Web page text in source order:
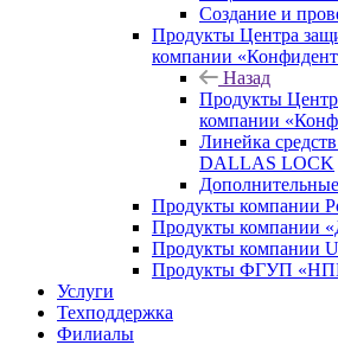
Создание и
Продукты Центра
компании
Назад
Продукты
компании
Линейка
DALLAS LOCK
Продукты компании
Продукты компании
Продукты компании
Продукты ФГУП
Услуги
Техподдержка
Филиалы